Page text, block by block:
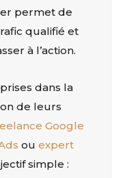
permet de
qualifié et
à l’action.
dans la
de leurs
Google
ou expert
simple :